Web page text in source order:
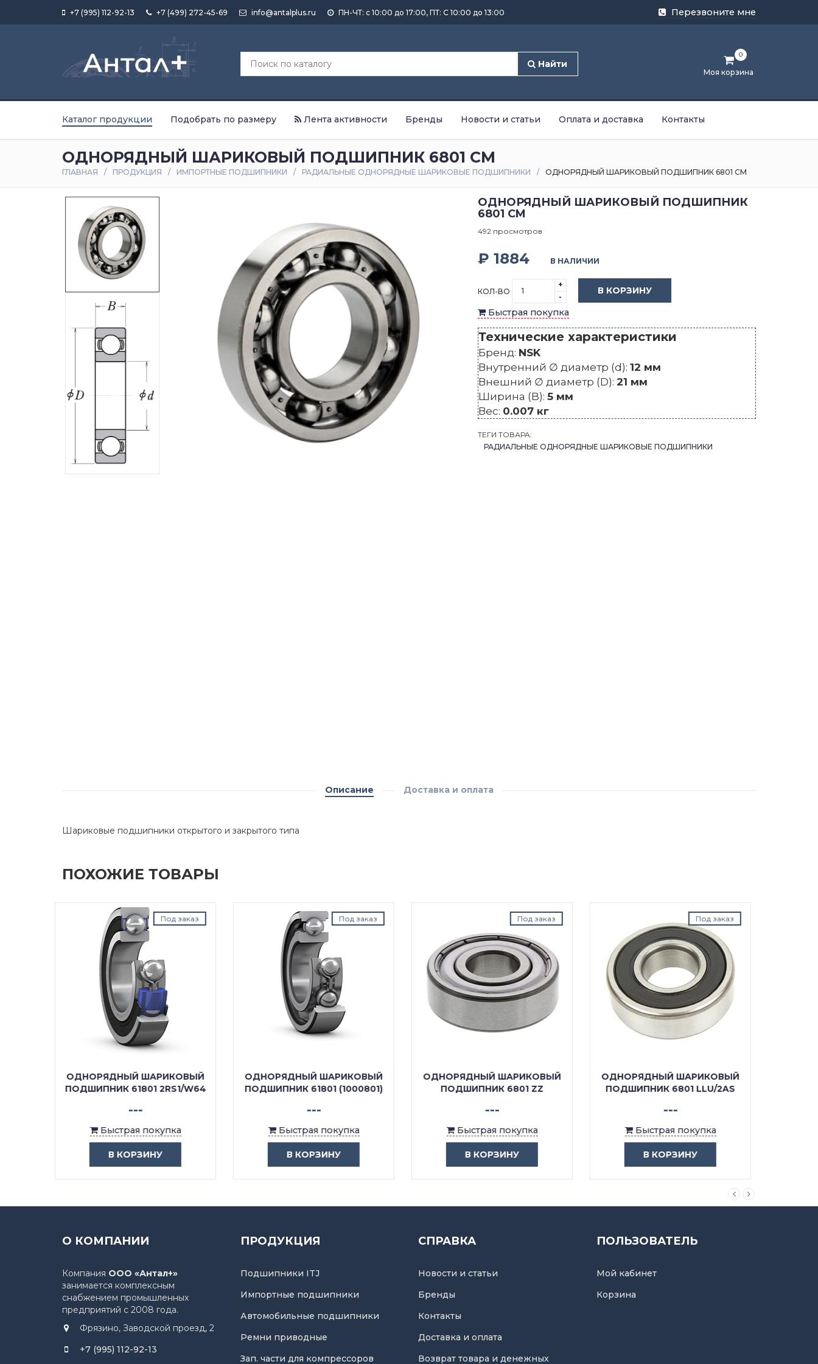
+7 (995) 112-92-13 +7 (499) 272-45-69 info@antalplus.ru ПН-ЧТ: с 10:00 до 17:00, ПТ: С 10:00 до 13:00 Перезвоните мне
Найти
Моя корзина
0
Каталог продукции Подобрать по размеру Лента активности Бренды Новости и статьи Оплата и доставка Контакты
ОДНОРЯДНЫЙ ШАРИКОВЫЙ ПОДШИПНИК 6801 CM
ГЛАВНАЯ ПРОДУКЦИЯ ИМПОРТНЫЕ ПОДШИПНИКИ РАДИАЛЬНЫЕ ОДНОРЯДНЫЕ ШАРИКОВЫЕ ПОДШИПНИКИ ОДНОРЯДНЫЙ ШАРИКОВЫЙ ПОДШИПНИК 6801 CM
ОДНОРЯДНЫЙ ШАРИКОВЫЙ ПОДШИПНИК
6801 CM
492 просмотров
₽ 1884 В НАЛИЧИИ
КОЛ-ВО
+
-
В КОРЗИНУ
Быстрая покупка
Технические характеристики
Бренд: NSK
Внутренний ∅ диаметр (d): 12 мм
Внешний ∅ диаметр (D): 21 мм
Ширина (B): 5 мм
Вес: 0.007 кг
ТЕГИ ТОВАРА:
РАДИАЛЬНЫЕ ОДНОРЯДНЫЕ ШАРИКОВЫЕ ПОДШИПНИКИ
Описание Доставка и оплата
Шариковые подшипники открытого и закрытого типа
ПОХОЖИЕ ТОВАРЫ
Под заказ
ОДНОРЯДНЫЙ ШАРИКОВЫЙ
ПОДШИПНИК 61801 (1000801)
---
Быстрая покупка
В КОРЗИНУ
Под заказ
ОДНОРЯДНЫЙ ШАРИКОВЫЙ
ПОДШИПНИК 6801 ZZ
---
Быстрая покупка
В КОРЗИНУ
Под заказ
ОДНОРЯДНЫЙ ШАРИКОВЫЙ
ПОДШИПНИК 6801 LLU/2AS
---
Быстрая покупка
В КОРЗИНУ
Под заказ
ОДНОРЯДНЫЙ ШАРИКОВЫЙ
ПОДШИПНИК 6801 2RS
---
Быстрая покупка
В КОРЗИНУ
О КОМПАНИИ
Компания ООО «Антал+»
занимается комплексным
снабжением промышленных
предприятий с 2008 года.
Фрязино, Заводской проезд, 2
+7 (995) 112-92-13
ПРОДУКЦИЯ
Подшипники ITJ
Импортные подшипники
Автомобильные подшипники
Ремни приводные
Зап. части для компрессоров
СПРАВКА
Новости и статьи
Бренды
Контакты
Доставка и оплата
Возврат товара и денежных
ПОЛЬЗОВАТЕЛЬ
Мой кабинет
Корзина